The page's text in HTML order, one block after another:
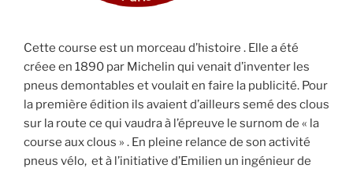
Cette course est un morceau d’histoire . Elle a été
créee en 1890 par Michelin qui venait d’inventer les
pneus demontables et voulait en faire la publicité. Pour
la première édition ils avaient d’ailleurs semé des clous
sur la route ce qui vaudra à l’épreuve le surnom de « la
course aux clous » . En pleine relance de son activité
pneus vélo, et à l’initiative d’Emilien un ingénieur de